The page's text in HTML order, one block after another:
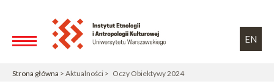
EN
Strona główna > Aktualności > Oczy Obiektywy 2024